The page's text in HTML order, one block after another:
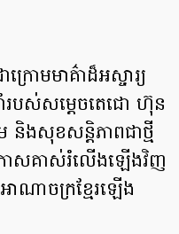
រោមមាគ៌ាដ៏អស្ចារ្យ
ាំរបស់សម្តេចតេជោ ហ៊ុន
ម និងសុខសន្តិភាពជាថ្មី
កាសគាស់រំលើង​ឡើងវិញ
ណាចក្រខ្មែរឡើង